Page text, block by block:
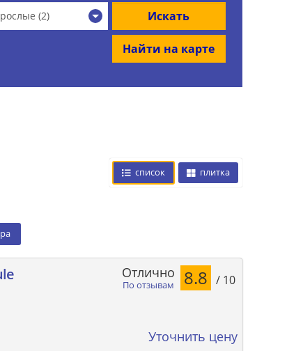
(2) Искать
Найти на карте
список плитка
По отзывам
Отлично 8.8 / 10
Уточнить цену